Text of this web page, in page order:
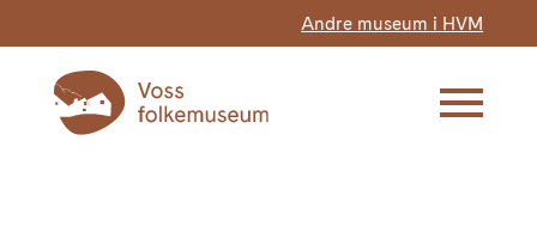
Andre museum i HVM